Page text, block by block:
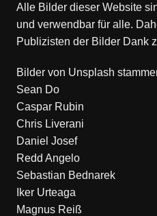
Alle Bilder dieser Website
und verwendbar für alle.
Publizisten der Bilder Dank
Bilder von Unsplash
Sean Do
Caspar Rubin
Chris Liverani
Daniel Josef
Redd Angelo
Sebastian Bednarek
Iker Urteaga
Magnus Reiß